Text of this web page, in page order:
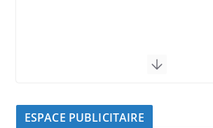
ESPACE PUBLICITAIRE